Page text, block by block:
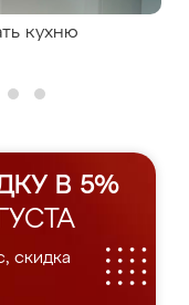
кухню
В 5%
скидка